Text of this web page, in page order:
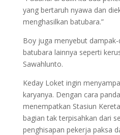
yang bertaruh nyawa dan
menghasilkan batubara.”
Boy juga menyebut
batubara lainnya seperti
Sawahlunto.
Keday Loket ingin
karyanya. Dengan cara
menempatkan Stasiun
bagian tak terpisahkan dari
penghisapan pekerja paksa